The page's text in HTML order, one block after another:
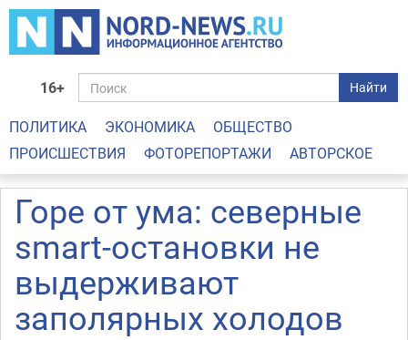
16+ Найти
ПОЛИТИКА ЭКОНОМИКА
ОБЩЕСТВО
ПРОИСШЕСТВИЯ
ФОТОРЕПОРТАЖИ АВТОРСКОЕ
Горе от ума: северные
smart-остановки не
выдерживают
заполярных холодов